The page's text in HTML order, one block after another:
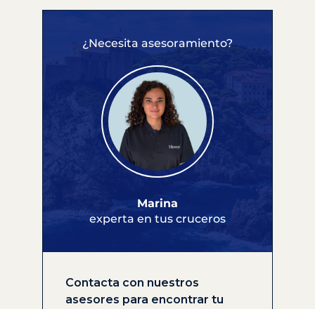
¿Necesita asesoramiento?
Marina
experta en tus cruceros
Contacta con nuestros
asesores para encontrar tu